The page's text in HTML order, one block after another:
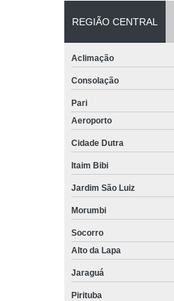
REGIÃO CENTRAL
Aclimação
Consolação
Pari
Aeroporto
Cidade Dutra
Itaim Bibi
Jardim São Luiz
Morumbi
Socorro
Alto da Lapa
Jaraguá
Pirituba